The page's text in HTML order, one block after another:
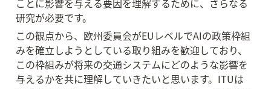
ことに影響を与える要因を理解するために、さらなる
研究が必要です。
この観点から、欧州委員会がEUレベルでAIの政策枠組
みを確立しようとしている取り組みを歓迎しており、
この枠組みが将来の交通システムにどのような影響を
与えるかを共に理解していきたいと思います。ITUは